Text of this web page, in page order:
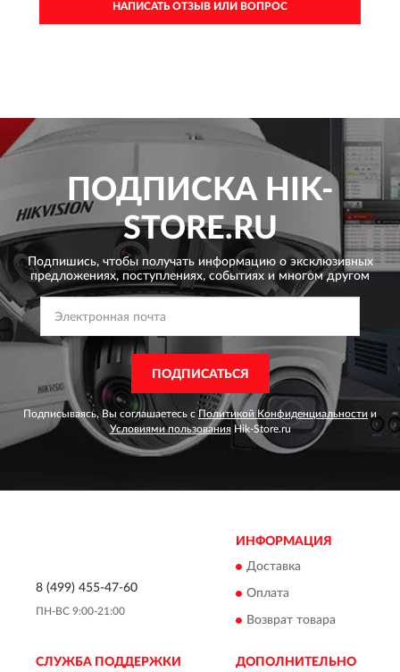
НАПИСАТЬ ОТЗЫВ ИЛИ ВОПРОС
ПОДПИСКАHIK-
STORE.RU
Подпишись, чтобы получать информацию о эксклюзивных
предложениях, поступлениях, событиях и многом другом
ПОДПИСАТЬСЯ
Подписываясь, Вы соглашаетесь сПолитикой Конфиденциальности и
Условиями пользованияHik-Store.ru
8 (499) 455-47-60
ПН-ВС 9:00-21:00
ИНФОРМАЦИЯ
Доставка
Оплата
Возврат товара
СЛУЖБА ПОДДЕРЖКИ ДОПОЛНИТЕЛЬНО